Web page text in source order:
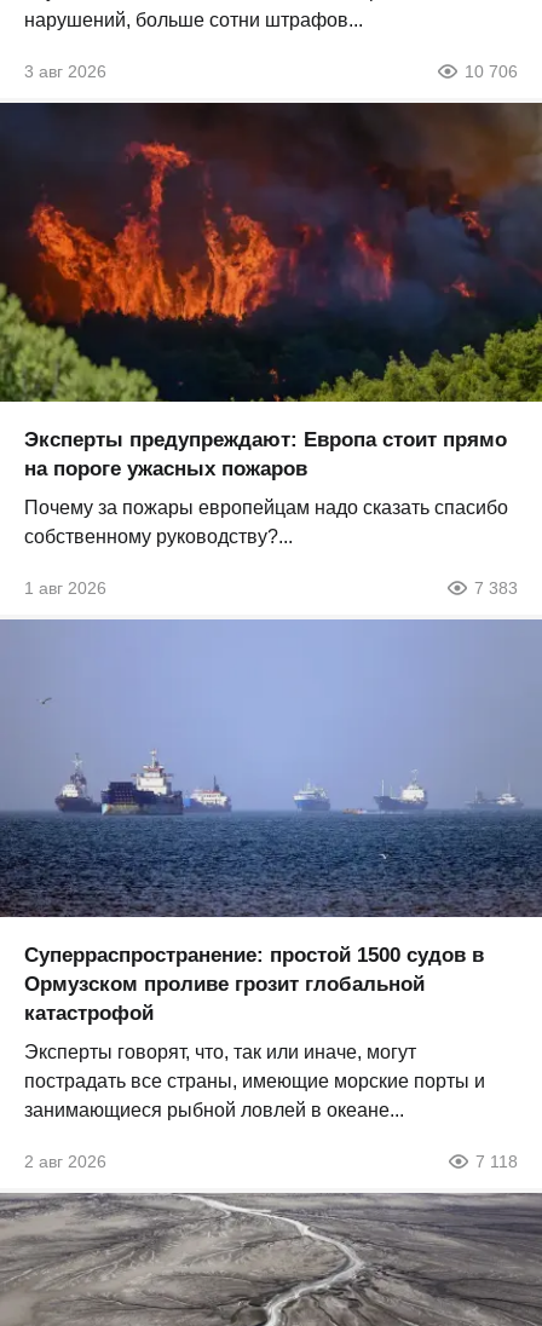
нарушений, больше сотни штрафов...
3 авг 2026 10 706
Эксперты предупреждают: Европа стоит прямо
на пороге ужасных пожаров
Почему за пожары европейцам надо сказать спасибо
собственному руководству?...
1 авг 2026 7 383
Суперраспространение: простой 1500 судов в
Ормузском проливе грозит глобальной
катастрофой
Эксперты говорят, что, так или иначе, могут
пострадать все страны, имеющие морские порты и
занимающиеся рыбной ловлей в океане...
2 авг 2026 7 118